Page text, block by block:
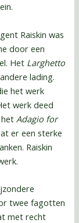
Raiskin was
door een
Het Larghetto
lading.
het werk
werk deed
Adagio for
er een sterke
Raiskin
twee fagotten
met recht